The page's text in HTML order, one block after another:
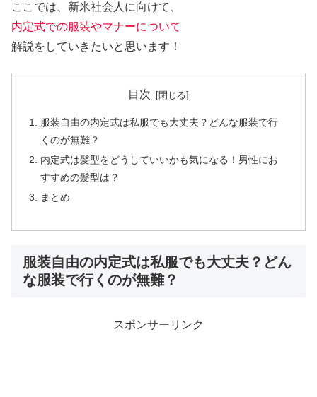
ここでは、新米社会人に向けて、
内定式での服装やマナーについて
解説をしていきたいと思います！
目次
服装自由の内定式は私服でも大丈夫？どんな服装で行
くのが無難？
内定式は髪型をどうしていいかも気になる！男性にお
すすめの髪型は？
まとめ
服装自由の内定式は私服でも大丈夫？どん
な服装で行くのが無難？
スポンサーリンク